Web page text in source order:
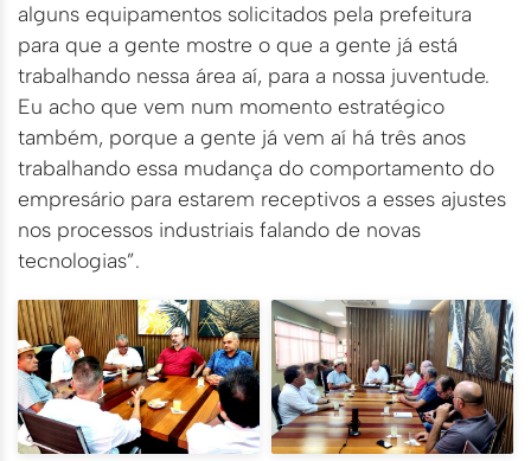
alguns equipamentos solicitados pela prefeitura
para que a gente mostre o que a gente já está
trabalhando nessa área aí, para a nossa juventude.
Eu acho que vem num momento estratégico
também, porque a gente já vem aí há três anos
trabalhando essa mudança do comportamento do
empresário para estarem receptivos a esses ajustes
nos processos industriais falando de novas
tecnologias”.